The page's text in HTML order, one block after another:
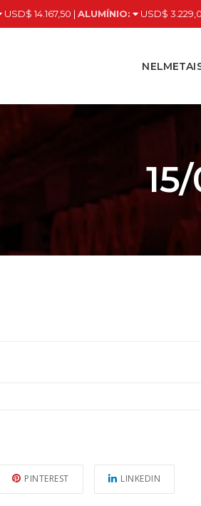
USD$ 14.167,50 | ALUMÍNIO: USD$
PINTEREST LINKEDIN